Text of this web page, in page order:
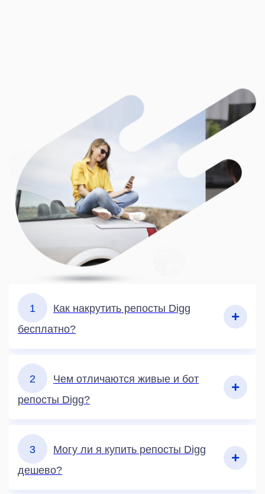
1
Как накрутить репосты Digg
бесплатно?
2
Чем отличаются живые и бот
репосты Digg?
3
Могу ли я купить репосты Digg
дешево?